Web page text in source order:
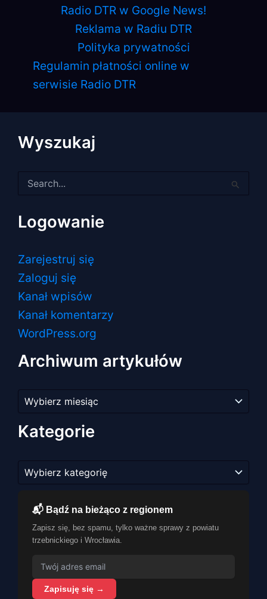
Radio DTR w Google News!
Reklama w Radiu DTR
Polityka prywatności
Regulamin płatności online w
serwisie Radio DTR
Wyszukaj
dla:
Logowanie
Zarejestruj się
Zaloguj się
Kanał wpisów
Kanał komentarzy
WordPress.org
Archiwum artykułów
artykułów
Kategorie
📬 Bądź na bieżąco z regionem
Zapisz się, bez spamu, tylko ważne sprawy z powiatu
trzebnickiego i Wrocławia.
Zapisuję się →